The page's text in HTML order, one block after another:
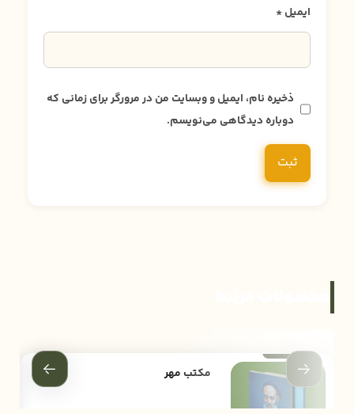
ایمیل*
ذخیره نام، ایمیل و وبسایت من در مرورگر برای زمانی که
دوباره دیدگاهی می‌نویسم.
مکتب مهر